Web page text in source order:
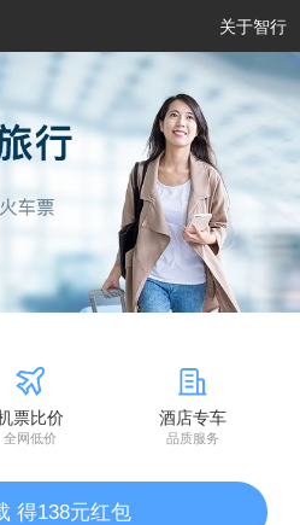
关于智行
票比价
全网低价
酒店专车
品质服务
得138元红包